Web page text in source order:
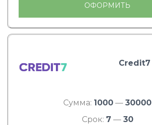
ОФОРМИТЬ
Credit7
Сумма: 1000 — 30000
Срок: 7 — 30